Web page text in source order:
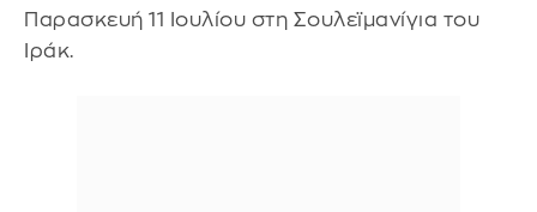
Παρασκευή 11 Ιουλίου στη Σουλεϊμανίγια του
Ιράκ.